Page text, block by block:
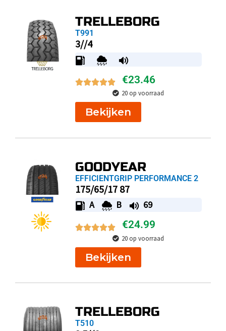
TRELLEBORG
T991
3//4
€23.46
20 op voorraad
Bekijken
GOODYEAR
EFFICIENTGRIP PERFORMANCE 2
175/65/17 87
A B 69
€24.99
20 op voorraad
Bekijken
TRELLEBORG
T510